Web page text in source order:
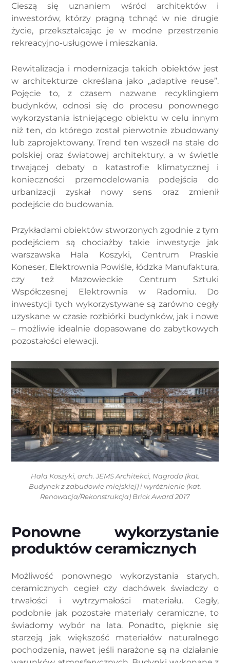
Cieszą się uznaniem wśród architektów i
inwestorów, którzy pragną tchnąć w nie drugie
życie, przekształcając je w modne przestrzenie
rekreacyjno-usługowe i mieszkania.
Rewitalizacja i modernizacja takich obiektów jest
w architekturze określana jako „adaptive reuse”.
Pojęcie to, z czasem nazwane recyklingiem
budynków, odnosi się do procesu ponownego
wykorzystania istniejącego obiektu w celu innym
niż ten, do którego został pierwotnie zbudowany
lub zaprojektowany. Trend ten wszedł na stałe do
polskiej oraz światowej architektury, a w świetle
trwającej debaty o katastrofie klimatycznej i
konieczności przemodelowania podejścia do
urbanizacji zyskał nowy sens oraz zmienił
podejście do budowania.
Przykładami obiektów stworzonych zgodnie z tym
podejściem są chociażby takie inwestycje jak
warszawska Hala Koszyki, Centrum Praskie
Koneser, Elektrownia Powiśle, łódzka Manufaktura,
czy też Mazowieckie Centrum Sztuki
Współczesnej Elektrownia w Radomiu. Do
inwestycji tych wykorzystywane są zarówno cegły
uzyskane w czasie rozbiórki budynków, jak i nowe
– możliwie idealnie dopasowane do zabytkowych
pozostałości elewacji.
Hala Koszyki, arch. JEMS Architekci, Nagroda (kat.
Budynek z zabudowie miejskiej) i wyróżnienie (kat.
Renowacja/Rekonstrukcja) Brick Award 2017
Ponowne wykorzystanie
produktów ceramicznych
Możliwość ponownego wykorzystania starych,
ceramicznych cegieł czy dachówek świadczy o
trwałości i wytrzymałości materiału. Cegły,
podobnie jak pozostałe materiały ceramiczne, to
świadomy wybór na lata. Ponadto, pięknie się
starzeją jak większość materiałów naturalnego
pochodzenia, nawet jeśli narażone są na działanie